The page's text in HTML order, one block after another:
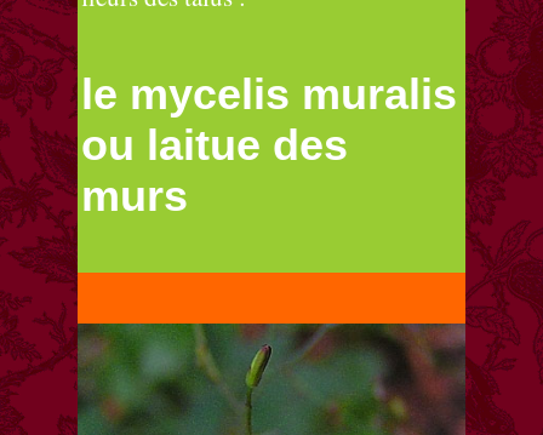
le mycelis muralis
ou laitue des
murs